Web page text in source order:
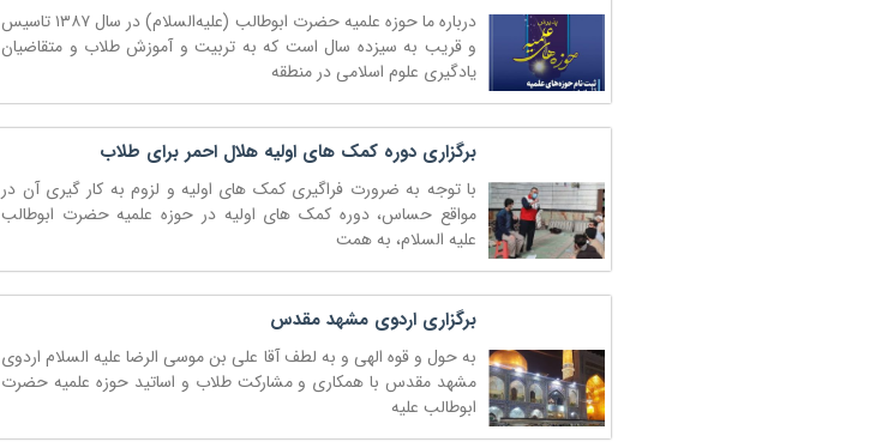
درباره ما حوزه علمیه حضرت ابوطالب (علیه‌السلام) در سال ۱۳۸۷ تاسیس
و قریب به سیزده سال است که به تربیت و آموزش طلاب و متقاضیان
یادگیری علوم اسلامی در منطقه
برگزاری دوره کمک های اولیه هلال احمر برای طلاب
با توجه به ضرورت فراگیری کمک های اولیه و لزوم به کار گیری آن در
مواقع حساس، دوره کمک های اولیه در حوزه علمیه حضرت ابوطالب
علیه السلام، به همت
برگزاری اردوی مشهد مقدس
به حول و قوه الهی و به لطف آقا علی بن موسی الرضا علیه السلام اردوی
مشهد مقدس با همکاری و مشارکت طلاب و اساتید حوزه علمیه حضرت
ابوطالب علیه